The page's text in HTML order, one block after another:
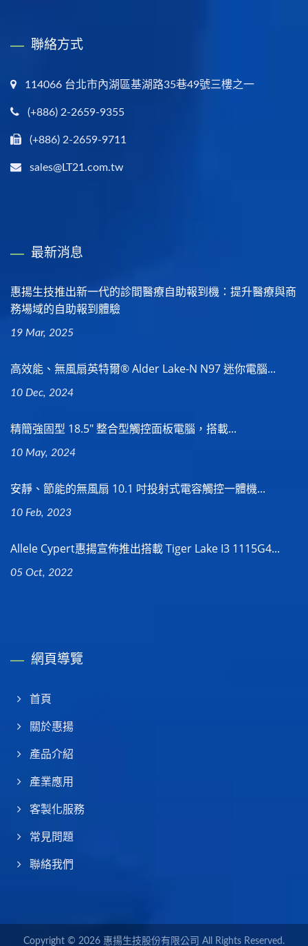
聯絡方式
114066 台北市內湖區基湖路35巷49號三樓之一
(+886) 2-2659-9355
(+886) 2-2659-9711
sales@LT21.com.tw
最新消息
惠揚生技推出新一代的診間醫療自助報到機：提升醫療與商
務場域的自助報到體驗
19 Mar, 2025
高效能、無風扇英特爾® Alder Lake-N N97 迷你電腦...
10 Dec, 2024
精簡強固型 18.5" 整合型觸控面板電腦，搭載...
10 May, 2024
安靜、節能的無風扇 10.1 吋投射式電容觸控一體機...
10 Feb, 2023
Allele Cypert惠揚宣佈推出搭載 Tiger Lake I3 1115G4...
05 Oct, 2022
網頁導覽
首頁
關於惠揚
產品介紹
產業應用
客製化服務
常見問題
聯絡我們
Copyright © 2026 惠揚生技股份有限公司 All Rights Reserved.